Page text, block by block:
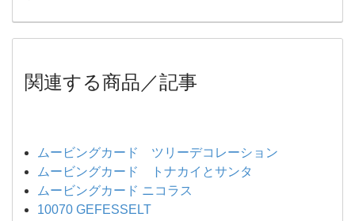
関連する商品／記事
ムービングカード ツリーデコレーション
ムービングカード トナカイとサンタ
ムービングカード ニコラス
10070 GEFESSELT